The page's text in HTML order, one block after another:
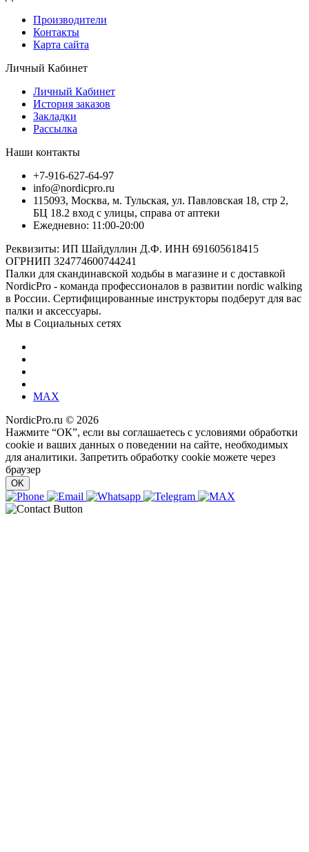
Производители
Контакты
Карта сайта
Личный Кабинет
Личный Кабинет
История заказов
Закладки
Рассылка
Наши контакты
+7-916-627-64-97
info@nordicpro.ru
115093, Москва, м. Тульская, ул. Павловская 18, стр 2,
БЦ 18.2 вход с улицы, справа от аптеки
Ежедневно: 11:00-20:00
Реквизиты: ИП Шайдуллин Д.Ф. ИНН 691605618415
ОГРНИП 324774600744241
Палки для скандинавской ходьбы в магазине и с доставкой
NordicPro - команда профессионалов в развитии nordic walking
в России. Сертифицированные инструкторы подберут для вас
палки и аксессуары.
Мы в Социальных сетях
MAX
NordicPro.ru © 2026
Нажмите “ОК”, если вы соглашаетесь с условиями обработки
cookie и ваших данных о поведении на сайте, необходимых
для аналитики. Запретить обработку cookie можете через
браузер
OK